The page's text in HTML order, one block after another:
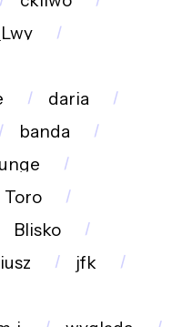
daria
banda
Toro
Blisko
jfk